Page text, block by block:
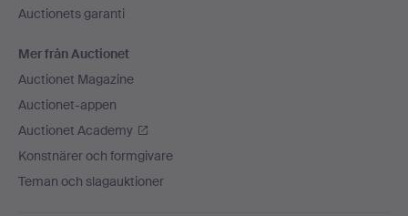
Auctionets garanti
Mer från Auctionet
Auctionet Magazine
Auctionet-appen
Auctionet Academy
Konstnärer och formgivare
Teman och slagauktioner